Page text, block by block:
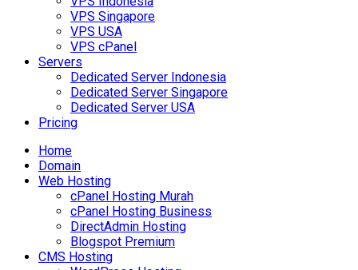
VPS Singapore
VPS USA
VPS cPanel
Servers
Dedicated Server Indonesia
Dedicated Server Singapore
Dedicated Server USA
Pricing
Home
Domain
Web Hosting
cPanel Hosting Murah
cPanel Hosting Business
DirectAdmin Hosting
Blogspot Premium
CMS Hosting